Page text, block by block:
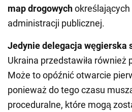
map drogowych
administracji publicznej.
Jedynie delegacja węgierska
Ukraina przedstawiła
Może to opóźnić otwarcie
ponieważ do tego czasu
proceduralne, które mogą